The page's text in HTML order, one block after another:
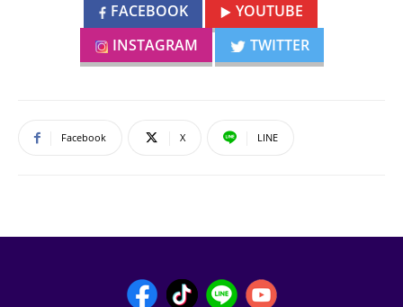
FACEBOOK
YOUTUBE
INSTAGRAM
TWITTER
Facebook X LINE